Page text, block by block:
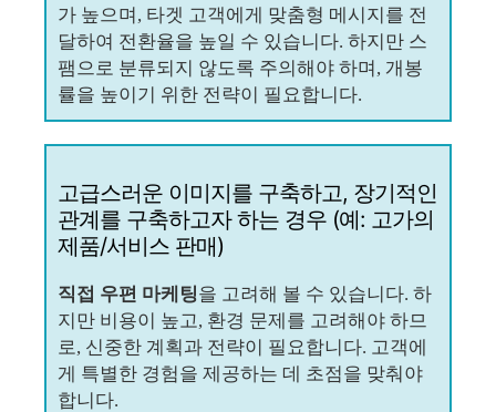
가 높으며, 타겟 고객에게 맞춤형 메시지를 전
달하여 전환율을 높일 수 있습니다. 하지만 스
팸으로 분류되지 않도록 주의해야 하며, 개봉
률을 높이기 위한 전략이 필요합니다.
고급스러운 이미지를 구축하고, 장기적인
관계를 구축하고자 하는 경우 (예: 고가의
제품/서비스 판매)
직접 우편 마케팅을 고려해 볼 수 있습니다. 하
지만 비용이 높고, 환경 문제를 고려해야 하므
로, 신중한 계획과 전략이 필요합니다. 고객에
게 특별한 경험을 제공하는 데 초점을 맞춰야
합니다.